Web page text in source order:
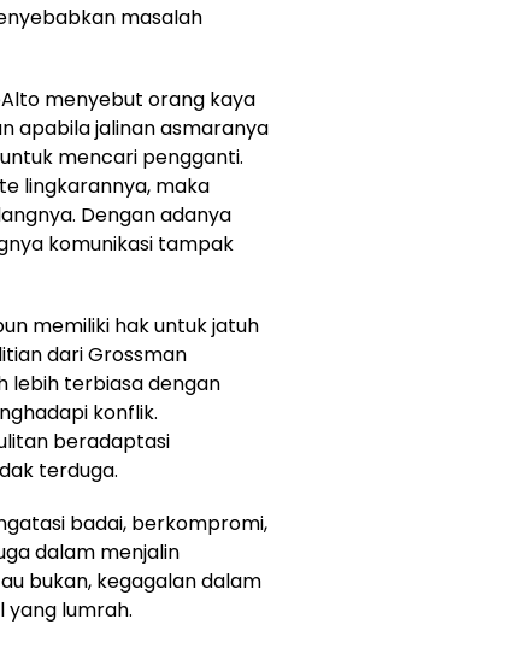
masalah
menyebut orang kaya
apabila jalinan asmaranya
mencari pengganti.
lingkarannya, maka
Dengan adanya
komunikasi tampak
memiliki hak untuk jatuh
dari Grossman
lebih terbiasa dengan
konflik.
beradaptasi
terduga.
badai, berkompromi,
dalam menjalin
bukan, kegagalan dalam
yang lumrah.